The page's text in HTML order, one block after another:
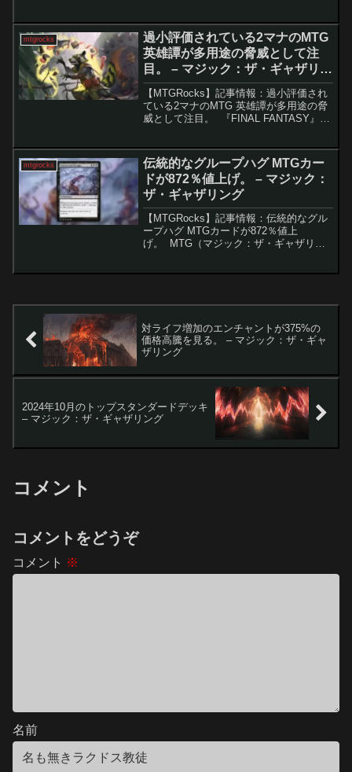
のプレインズウォーカー「冷酷な船長...
mtgrocks
過小評価されている2マナのMTG
英雄譚が多用途の脅威として注
目。 – マジック：ザ・ギャザリン
グ
【MTGRocks】記事情報：過小評価され
ている2マナのMTG 英雄譚が多用途の脅
威として注目。 『FINAL FANTASY』コ
しています。中でも「召喚：バハムー
ト...
mtgrocks
伝統的なグループハグ MTGカー
ドが872％値上げ。 – マジック：
ザ・ギャザリング
【MTGRocks】記事情報：伝統的なグル
ープハグ MTGカードが872％値上
げ。 MTG（マジック：ザ・ギャザリン
対ライフ増加のエンチャントが375%の
価格高騰を見る。 – マジック：ザ・ギャ
ザリング
2024年10月のトップスタンダードデッキ
– マジック：ザ・ギャザリング
コメント
コメントをどうぞ
コメント ※
名前